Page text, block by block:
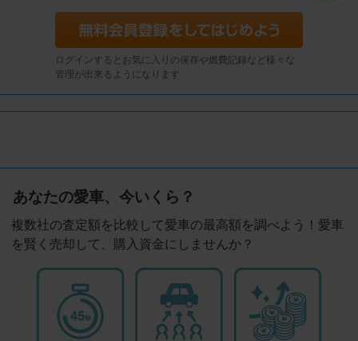
ログインするとお気に入りの保存や燃費記録など様々な
管理が出来るようになります
あなたの愛車、今いくら？
複数社の査定額を比較して愛車の最高額を調べよう！愛車
を賢く売却して、購入資金にしませんか？